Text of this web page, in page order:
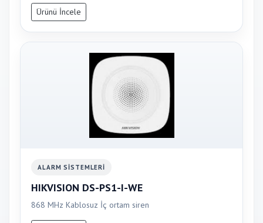
Ürünü İncele
ALARM SISTEMLERI
HIKVISION DS-PS1-I-WE
868 MHz Kablosuz İç ortam siren